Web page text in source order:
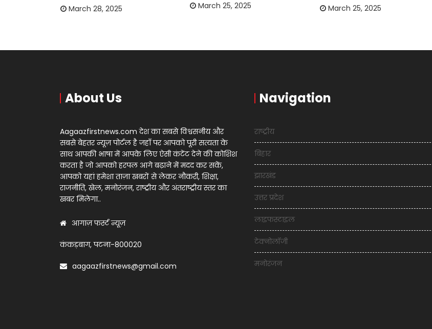
March 28, 2025
March 25, 2025
March 25, 2025
About Us
Aagaazfirstnews.com देश का सबसे विश्वसनीय और
सबसे बेहतर न्यूज़ पोर्टल है जहाँ पर आपको पूरी सत्यता के
साथ आपकी भाषा में आपके लिए ऐसी कंटेंट देने की कोशिश
करता है जो आपको हरपल आगे बढ़ाने में मदद कर सकें,
आपको यहां हमेशा ताज़ा खबरों से लेकर नौकरी, शिक्षा,
राजनीति, खेल, मनोरंजन, राष्ट्रीय और अंतराष्ट्रीय स्तर का
खबर मिलेगा..
आगाज़ फर्स्ट न्यूज़
कंकड़बाग, पटना-800020
aagaazfirstnews@gmail.com
Navigation
राष्ट्रीय
बिहार
झारखंड
उत्तर प्रदेश
लाइफस्टाइल
टेक्नोलॉजी
मनोरंजन